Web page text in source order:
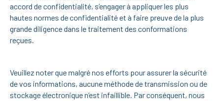
accord de confidentialité, s’engager à appliquer les plus
hautes normes de confidentialité et à faire preuve de la plus
grande diligence dans le traitement des conformations
reçues.
Veuillez noter que malgré nos efforts pour assurer la sécurité
de vos informations, aucune méthode de transmission ou de
stockage électronique n’est infaillible. Par conséquent, nous